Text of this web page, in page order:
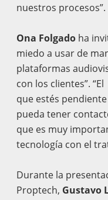
nuestros procesos”.
Ona Folgado ha
miedo a usar de
plataformas
con los clientes”.
que estés
pueda tener
que es muy
tecnología con el
Durante la
Proptech, Gustavo